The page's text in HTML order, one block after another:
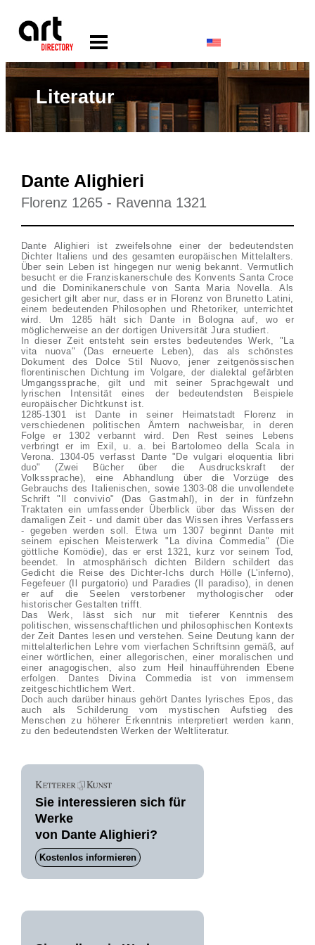
Literatur
Dante Alighieri
Florenz 1265 - Ravenna 1321
Dante Alighieri ist zweifelsohne einer der bedeutendsten
Dichter Italiens und des gesamten europäischen Mittelalters.
Über sein Leben ist hingegen nur wenig bekannt. Vermutlich
besucht er die Franziskanerschule des Konvents Santa Croce
und die Dominikanerschule von Santa Maria Novella. Als
gesichert gilt aber nur, dass er in Florenz von Brunetto Latini,
einem bedeutenden Philosophen und Rhetoriker, unterrichtet
wird. Um 1285 hält sich Dante in Bologna auf, wo er
möglicherweise an der dortigen Universität Jura studiert.
In dieser Zeit entsteht sein erstes bedeutendes Werk, "La
vita nuova" (Das erneuerte Leben), das als schönstes
Dokument des Dolce Stil Nuovo, jener zeitgenössischen
florentinischen Dichtung im Volgare, der dialektal gefärbten
Umgangssprache, gilt und mit seiner Sprachgewalt und
lyrischen Intensität eines der bedeutendsten Beispiele
europäischer Dichtkunst ist.
1285-1301 ist Dante in seiner Heimatstadt Florenz in
verschiedenen politischen Ämtern nachweisbar, in deren
Folge er 1302 verbannt wird. Den Rest seines Lebens
verbringt er im Exil, u. a. bei Bartolomeo della Scala in
Verona. 1304-05 verfasst Dante "De vulgari eloquentia libri
duo" (Zwei Bücher über die Ausdruckskraft der
Volkssprache), eine Abhandlung über die Vorzüge des
Gebrauchs des Italienischen, sowie 1303-08 die unvollendete
Schrift "Il convivio" (Das Gastmahl), in der in fünfzehn
Traktaten ein umfassender Überblick über das Wissen der
damaligen Zeit - und damit über das Wissen ihres Verfassers
- gegeben werden soll. Etwa um 1307 beginnt Dante mit
seinem epischen Meisterwerk "La divina Commedia" (Die
göttliche Komödie), das er erst 1321, kurz vor seinem Tod,
beendet. In atmosphärisch dichten Bildern schildert das
Gedicht die Reise des Dichter-Ichs durch Hölle (L'inferno),
Fegefeuer (Il purgatorio) und Paradies (Il paradiso), in denen
er auf die Seelen verstorbener mythologischer oder
historischer Gestalten trifft.
Das Werk, lässt sich nur mit tieferer Kenntnis des
politischen, wissenschaftlichen und philosophischen Kontexts
der Zeit Dantes lesen und verstehen. Seine Deutung kann der
mittelalterlichen Lehre vom vierfachen Schriftsinn gemäß, auf
einer wörtlichen, einer allegorischen, einer moralischen und
einer anagogischen, also zum Heil hinaufführenden Ebene
erfolgen. Dantes Divina Commedia ist von immensem
zeitgeschichtlichem Wert.
Doch auch darüber hinaus gehört Dantes lyrisches Epos, das
auch als Schilderung vom mystischen Aufstieg des
Menschen zu höherer Erkenntnis interpretiert werden kann,
zu den bedeutendsten Werken der Weltliteratur.
Sie interessieren sich für
Werke
von Dante Alighieri?
Kostenlos informieren